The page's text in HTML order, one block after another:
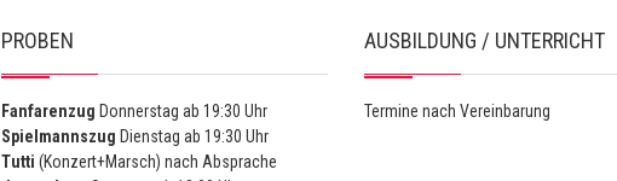
PROBEN
Fanfarenzug Donnerstag ab 19:30 Uhr
Spielmannszug Dienstag ab 19:30 Uhr
Tutti (Konzert+Marsch) nach Absprache
AUSBILDUNG / UNTERRICHT
Termine nach Vereinbarung